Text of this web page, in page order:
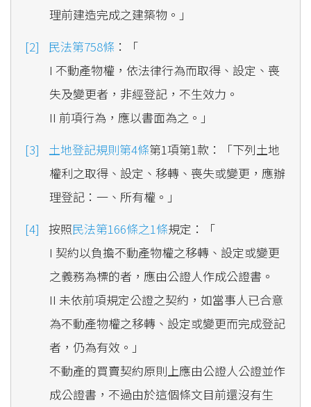
理前建造完成之建築物。」
民法第758條 ：「
I 不動產物權，依法律行為而取得、設定、喪
失及變更者，非經登記，不生效力。
II 前項行為，應以書面為之。」
土地登記規則第4條第1項第1款：「下列土地
權利之取得、設定、移轉、喪失或變更，應辦
理登記：一、所有權。」
按照民法第166條之1條規定：「
I 契約以負擔不動產物權之移轉、設定或變更
之義務為標的者，應由公證人作成公證書。
II 未依前項規定公證之契約，如當事人已合意
為不動產物權之移轉、設定或變更而完成登記
者，仍為有效。」
不動產的買賣契約原則上應由公證人公證並作
成公證書，不過由於這個條文目前還沒有生